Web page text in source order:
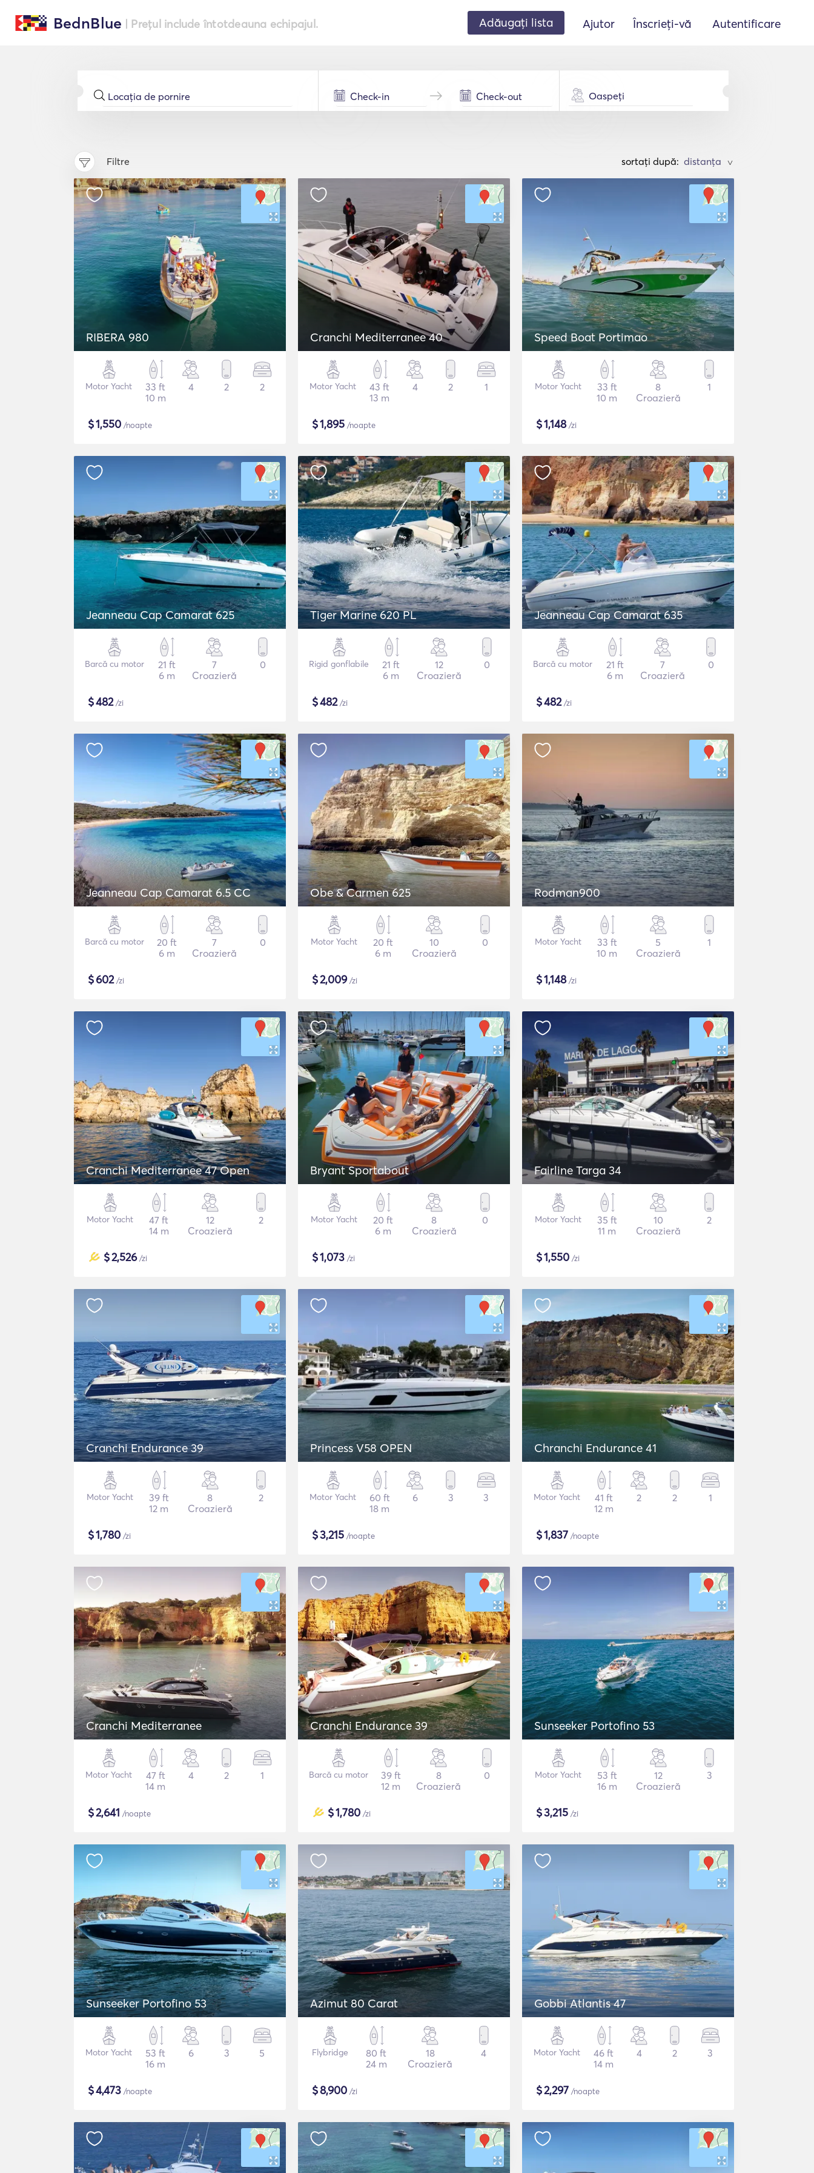
BednBlue | Prețul include întotdeauna echipajul. Adăugați lista Ajutor Înscrieți-vă Autentificare
Oaspeți
Filtre sortați după: >
RIBERA 980
Motor Yacht
33 ft
10 m
4 2 2
$1,550 /noapte
Cranchi Mediterranee 40
Motor Yacht
43 ft
13 m
4 2 1
$1,895 /noapte
Speed Boat Portimao
Motor Yacht
33 ft
10 m
8
Croazieră
1
$1,148/zi
Jeanneau Cap Camarat 625
Barcă cu motor
21 ft
6 m
7
Croazieră
0
$482/zi
Tiger Marine 620 PL
Rigid gonflabile
21 ft
6 m
12
Croazieră
0
$482/zi
Jeanneau Cap Camarat 635
Barcă cu motor
21 ft
6 m
7
Croazieră
0
$482/zi
Jeanneau Cap Camarat 6.5 CC
Barcă cu motor
20 ft
6 m
7
Croazieră
0
$602/zi
Obe & Carmen 625
Motor Yacht
20 ft
6 m
10
Croazieră
0
$2,009/zi
Rodman900
Motor Yacht
33 ft
10 m
5
Croazieră
1
$1,148/zi
Cranchi Mediterranee 47 Open
Motor Yacht
47 ft
14 m
12
Croazieră
2
$2,526/zi
Bryant Sportabout
Motor Yacht
20 ft
6 m
8
Croazieră
0
$1,073 /zi
Fairline Targa 34
Motor Yacht
35 ft
11 m
10
Croazieră
2
$1,550 /zi
Cranchi Endurance 39
Motor Yacht
39 ft
12 m
8
Croazieră
2
$1,780 /zi
Princess V58 OPEN
Motor Yacht
60 ft
18 m
6 3 3
$3,215 /noapte
Chranchi Endurance 41
Motor Yacht
41 ft
12 m
2 2 1
$1,837 /noapte
Cranchi Mediterranee
Motor Yacht
47 ft
14 m
4 2 1
$2,641 /noapte
Cranchi Endurance 39
Barcă cu motor
39 ft
12 m
8
Croazieră
0
$1,780 /zi
Sunseeker Portofino 53
Motor Yacht
53 ft
16 m
12
Croazieră
3
$3,215 /zi
Sunseeker Portofino 53
Motor Yacht
53 ft
16 m
6 3 5
$4,473 /noapte
Azimut 80 Carat
Flybridge
80 ft
24 m
18
Croazieră
4
$8,900 /zi
Gobbi Atlantis 47
Motor Yacht
46 ft
14 m
4 2 3
$2,297 /noapte